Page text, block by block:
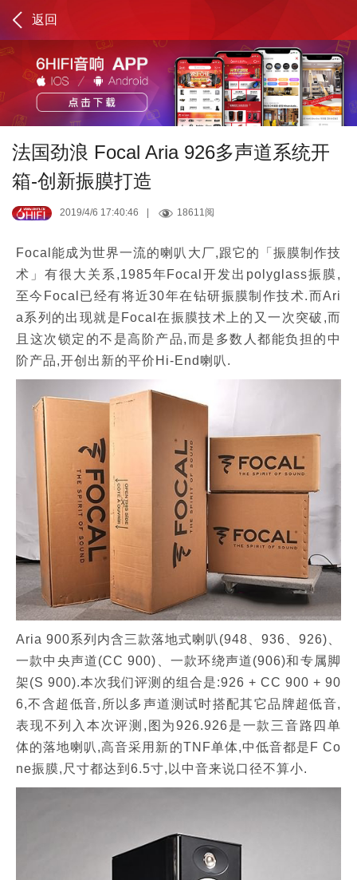
返回
法国劲浪 Focal Aria 926多声道系统开
箱-创新振膜打造
2019/4/6 17:40:46 18611阅
Focal能成为世界一流的喇叭大厂,跟它的「振膜制作技
术」有很大关系,1985年Focal开发出polyglass振膜,
至今Focal已经有将近30年在钻研振膜制作技术.而Ari
a系列的出现就是Focal在振膜技术上的又一次突破,而
且这次锁定的不是高阶产品,而是多数人都能负担的中
阶产品,开创出新的平价Hi-End喇叭.
Aria 900系列内含三款落地式喇叭(948、936、926)、
一款中央声道(CC 900)、一款环绕声道(906)和专属脚
架(S 900).本次我们评测的组合是:926 + CC 900 + 90
6,不含超低音,所以多声道测试时搭配其它品牌超低音,
表现不列入本次评测,图为926.926是一款三音路四单
体的落地喇叭,高音采用新的TNF单体,中低音都是F Co
ne振膜,尺寸都达到6.5寸,以中音来说口径不算小.